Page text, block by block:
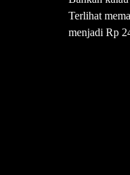
Terlihat
menjadi Rp